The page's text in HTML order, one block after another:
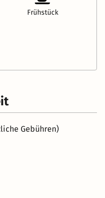
Frühstück
Gebühren)